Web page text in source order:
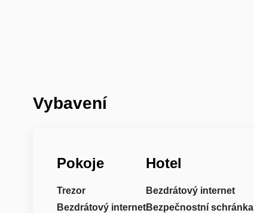
Vybavení
Pokoje
Trezor
Bezdrátový internet
Hotel
Bezdrátový internet
Bezpečnostní schránka